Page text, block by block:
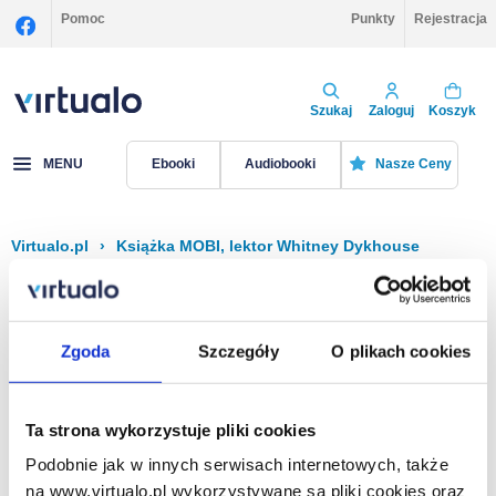
Zgoda Szczegóły O plikach cookies
Ta strona wykorzystuje pliki cookies
Podobnie jak w innych serwisach internetowych, także
na www.virtualo.pl wykorzystywane są pliki cookies oraz
Pomoc Punkty Rejestracja
Szukaj Zaloguj Koszyk
MENU Ebooki Audiobooki Nasze Ceny
Virtualo.pl › Książka MOBI, lektor Whitney Dykhouse
Filtruj Sortuj
Na stronie